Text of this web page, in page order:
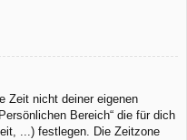
Zeit nicht deiner eigenen
Bereich“ die für dich
...) festlegen. Die Zeitzone